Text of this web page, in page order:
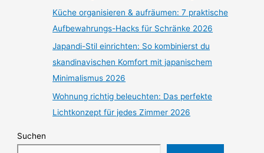
Küche organisieren & aufräumen: 7 praktische
Aufbewahrungs-Hacks für Schränke 2026
Japandi-Stil einrichten: So kombinierst du
skandinavischen Komfort mit japanischem
Minimalismus 2026
Wohnung richtig beleuchten: Das perfekte
Lichtkonzept für jedes Zimmer 2026
Suchen